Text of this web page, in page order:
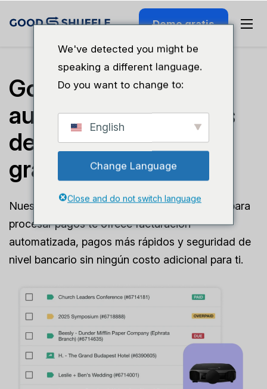
Demo gratis
Goodshuffle Pro
automatiza los pagos
de forma segura y
gratuita
Nuestra perfecta integración con Stripe.com para
procesar pagos te ofrece facturación
automatizada, pagos más rápidos y seguridad de
nivel bancario sin ningún costo adicional para ti.
We've detected you might be
speaking a different language.
Do you want to change to:
English
Change Language
Close and do not switch language